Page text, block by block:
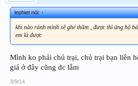
lephiet nói:↑
khi nào rảnh mình sẽ ghé thăm , được thì ủng hộ
em là được
Mình ko phải chủ trại, chủ trại bạn liên
giá ở đây cũng dc lắm
3/9/14